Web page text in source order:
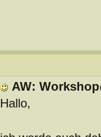
AW:
Hallo,